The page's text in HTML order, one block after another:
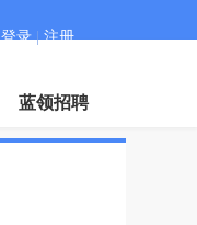
登录|注册
蓝领招聘